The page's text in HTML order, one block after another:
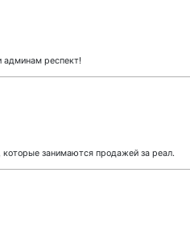
респект!
занимаются продажей за реал.